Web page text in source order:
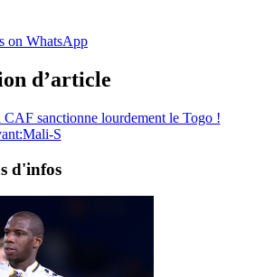
on WhatsApp
d’article
sanctionne lourdement le Togo !
Mali-S
d'infos